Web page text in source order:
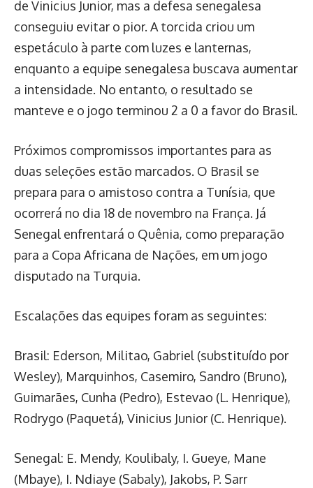
de Vinicius Junior, mas a defesa senegalesa
conseguiu evitar o pior. A torcida criou um
espetáculo à parte com luzes e lanternas,
enquanto a equipe senegalesa buscava aumentar
a intensidade. No entanto, o resultado se
manteve e o jogo terminou 2 a 0 a favor do Brasil.
Próximos compromissos importantes para as
duas seleções estão marcados. O Brasil se
prepara para o amistoso contra a Tunísia, que
ocorrerá no dia 18 de novembro na França. Já
Senegal enfrentará o Quênia, como preparação
para a Copa Africana de Nações, em um jogo
disputado na Turquia.
Escalações das equipes foram as seguintes:
Brasil: Ederson, Militao, Gabriel (substituído por
Wesley), Marquinhos, Casemiro, Sandro (Bruno),
Guimarães, Cunha (Pedro), Estevao (L. Henrique),
Rodrygo (Paquetá), Vinicius Junior (C. Henrique).
Senegal: E. Mendy, Koulibaly, I. Gueye, Mane
(Mbaye), I. Ndiaye (Sabaly), Jakobs, P. Sarr